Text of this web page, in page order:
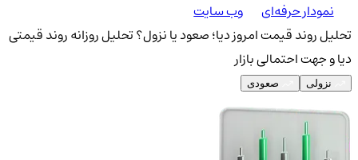
نمودار حرفه‌ای
وب سایت
تحلیل روند قیمت امروز دیا؛ صعود یا نزول؟تحلیل روزانه روند قیمتی
دیا و جهت احتمالی بازار
نزولی صعودی